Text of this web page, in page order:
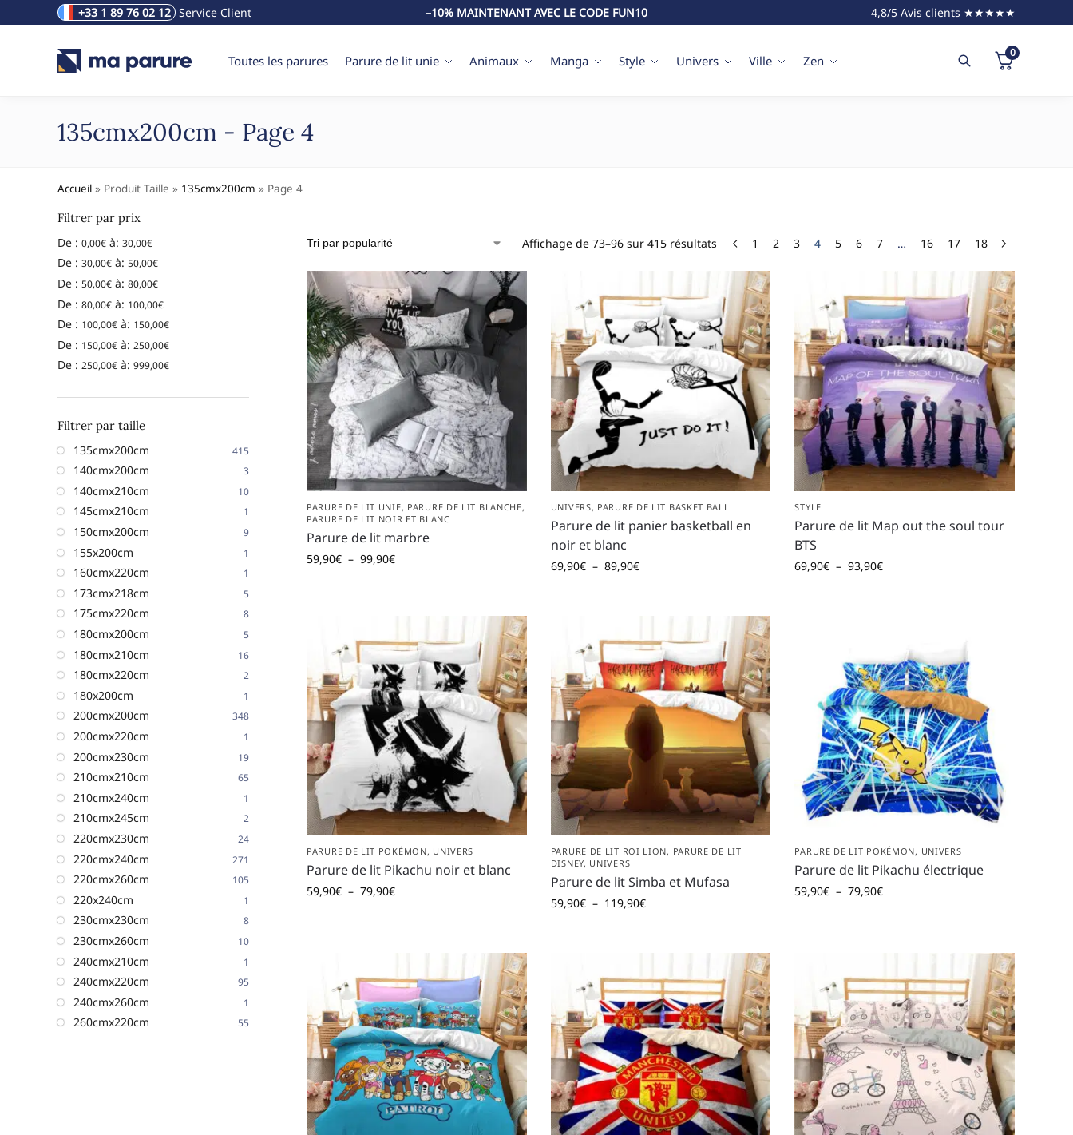
+33 1 89 76 02 12 Service Client –10% MAINTENANT AVEC LE CODE FUN10 4,8/5 Avis clients ★★★★★
Toutes les parures Parure de lit unie Animaux Manga Style Univers Ville Zen
Rechercher un produit
0
135cmx200cm - Page 4
Accueil » Produit Taille » 135cmx200cm » Page 4
Affichage de 73–96 sur 415 résultats 1 2 3 4 5 6 7 … 16 17 18
PARURE DE LIT UNIE, PARURE DE LIT BLANCHE,
PARURE DE LIT NOIR ET BLANC
Parure de lit marbre
59,90€ – 99,90€
UNIVERS, PARURE DE LIT BASKET BALL
Parure de lit panier basketball en
noir et blanc
69,90€ – 89,90€
STYLE
Parure de lit Map out the soul tour
BTS
69,90€ – 93,90€
PARURE DE LIT POKÉMON, UNIVERS
Parure de lit Pikachu noir et blanc
59,90€ – 79,90€
PARURE DE LIT ROI LION, PARURE DE LIT
DISNEY, UNIVERS
Parure de lit Simba et Mufasa
59,90€ – 119,90€
PARURE DE LIT POKÉMON, UNIVERS
Parure de lit Pikachu électrique
59,90€ – 79,90€
Filtrer par prix
De : 0,00€ à: 30,00€
De : 30,00€ à: 50,00€
De : 50,00€ à: 80,00€
De : 80,00€ à: 100,00€
De : 100,00€ à: 150,00€
De : 150,00€ à: 250,00€
De : 250,00€ à: 999,00€
Filtrer par taille
135cmx200cm
415
140cmx200cm 3
140cmx210cm 10
145cmx210cm 1
150cmx200cm 9
155x200cm 1
160cmx220cm 1
173cmx218cm 5
175cmx220cm 8
180cmx200cm 5
180cmx210cm 16
180cmx220cm 2
180x200cm 1
200cmx200cm 348
200cmx220cm 1
200cmx230cm 19
210cmx210cm 65
210cmx240cm 1
210cmx245cm 2
220cmx230cm 24
220cmx240cm 271
220cmx260cm 105
220x240cm 1
230cmx230cm 8
230cmx260cm 10
240cmx210cm 1
240cmx220cm 95
240cmx260cm 1
260cmx220cm 55